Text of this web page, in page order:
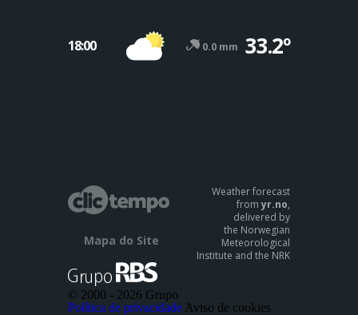
18:00 0.0 mm 33.2º
Mapa do Site
Weather forecast
fromyr.no,
delivered by
the Norwegian
Meteorological
Institute and the NRK
© 2000 - 2026 Grupo
Política de privacidade Aviso de cookies